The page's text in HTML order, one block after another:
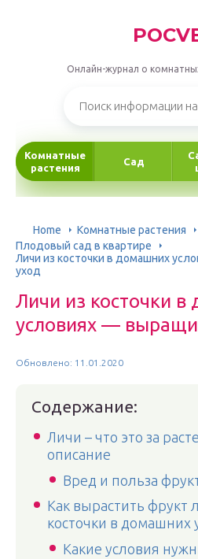
Онлайн-журнал о
Комнатные
растения
Сад
Home
Комнатные растения
Плодовый сад в квартире
Личи из косточки в домашних
уход
Личи из косточки
условиях —
Обновлено: 11.01.2020
Содержание:
Личи – что это за
описание
Вред и польза
Как вырастить фрукт
косточки в домашних
Какие условия